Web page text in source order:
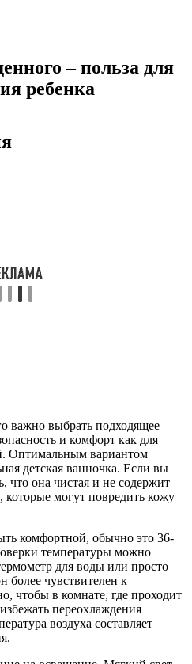
– польза для
ребенка
важно выбрать подходящее
и комфорт как для
Оптимальным вариантом
детская ванночка. Если вы
что она чистая и не содержит
которые могут повредить кожу
комфортной, обычно это 36-
температуры можно
для воды или просто
более чувствителен к
чтобы в комнате, где проходит
переохлаждения
воздуха составляет